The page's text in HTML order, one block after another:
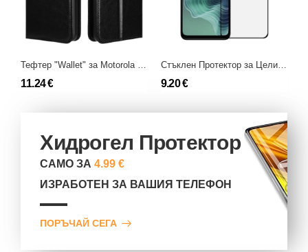
Тефтер "Wallet" за Motorola Moto G35
11.24 € 9.20 €
Хидрогел Протектор
САМО ЗА4.99 €
ИЗРАБОТЕН ЗА ВАШИЯ ТЕЛЕФОН
ПОРЪЧАЙ СЕГА